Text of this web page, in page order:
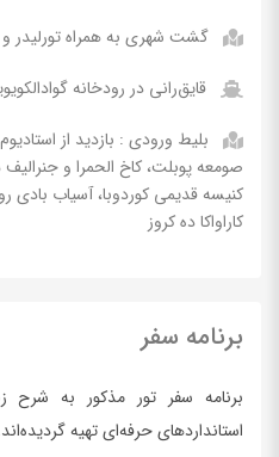
گشت شهری به همراه تورلیدر
قایق‌رانی در رودخانه
بلیط ورودی : بازدید از استادیوم
صومعه پوبلت، کاخ الحمرا و
کنیسه قدیمی کوردوبا، آسیاب بادی
کاراواکا ده کروز
برنامه سفر
برنامه سفر تور مذکور به
استانداردهای حرفه‌ای تهیه